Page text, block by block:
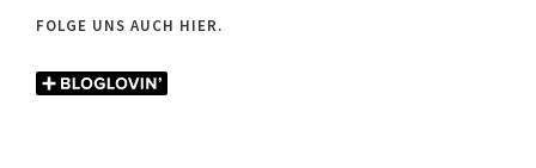
FOLGE UNS AUCH HIER.